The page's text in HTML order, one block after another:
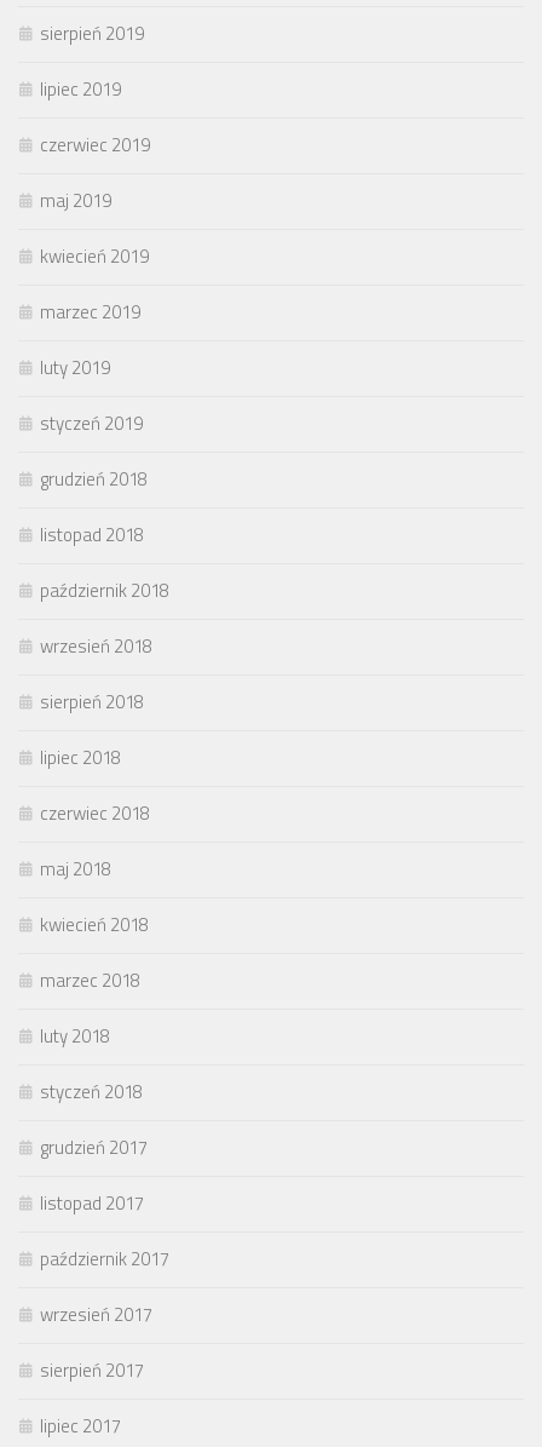
sierpień 2019
lipiec 2019
czerwiec 2019
maj 2019
kwiecień 2019
marzec 2019
luty 2019
styczeń 2019
grudzień 2018
listopad 2018
październik 2018
wrzesień 2018
sierpień 2018
lipiec 2018
czerwiec 2018
maj 2018
kwiecień 2018
marzec 2018
luty 2018
styczeń 2018
grudzień 2017
listopad 2017
październik 2017
wrzesień 2017
sierpień 2017
lipiec 2017